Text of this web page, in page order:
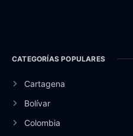
CATEGORÍAS POPULARES
Cartagena
Bolívar
Colombia